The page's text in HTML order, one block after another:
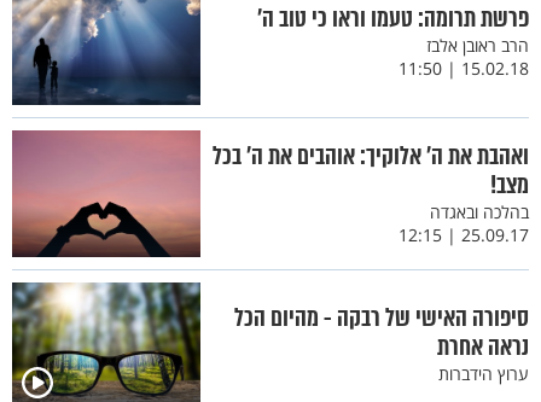
פרשת תרומה: טעמו וראו כי טוב ה'
הרב ראובן אלבז
15.02.18 | 11:50
ואהבת את ה' אלוקיך: אוהבים את ה' בכל
מצב!
בהלכה ובאגדה
25.09.17 | 12:15
סיפורה האישי של רבקה - מהיום הכל
נראה אחרת
ערוץ הידברות